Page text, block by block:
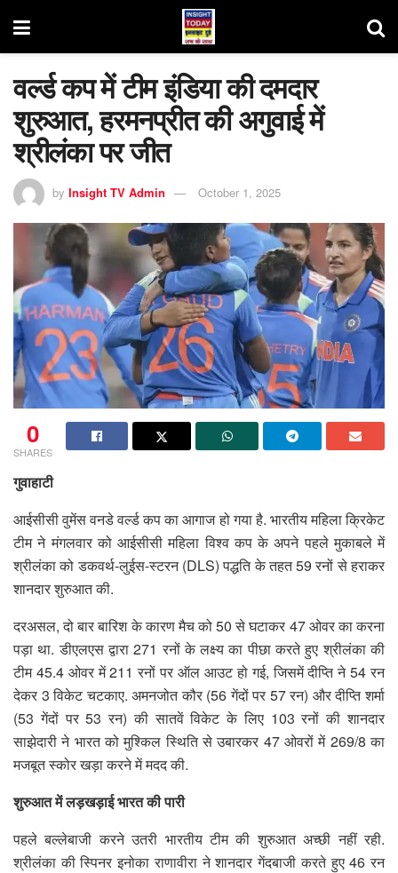
वर्ल्ड कप में टीम इंडिया की दमदार
शुरुआत, हरमनप्रीत की अगुवाई में
श्रीलंका पर जीत
by Insight TV Admin October 1, 2025
0
SHARES
गुवाहाटी
आईसीसी वुमेंस वनडे वर्ल्ड कप का आगाज हो गया है. भारतीय महिला क्रिकेट
टीम ने मंगलवार को आईसीसी महिला विश्व कप के अपने पहले मुकाबले में
श्रीलंका को डकवर्थ-लुईस-स्टरन (DLS) पद्धति के तहत 59 रनों से हराकर
शानदार शुरुआत की.
दरअसल, दो बार बारिश के कारण मैच को 50 से घटाकर 47 ओवर का करना
पड़ा था. डीएलएस द्वारा 271 रनों के लक्ष्य का पीछा करते हुए श्रीलंका की
टीम 45.4 ओवर में 211 रनों पर ऑल आउट हो गई, जिसमें दीप्ति ने 54 रन
देकर 3 विकेट चटकाए. अमनजोत कौर (56 गेंदों पर 57 रन) और दीप्ति शर्मा
(53 गेंदों पर 53 रन) की सातवें विकेट के लिए 103 रनों की शानदार
साझेदारी ने भारत को मुश्किल स्थिति से उबारकर 47 ओवरों में 269/8 का
मजबूत स्कोर खड़ा करने में मदद की.
शुरुआत में लड़खड़ाई भारत की पारी
पहले बल्लेबाजी करने उतरी भारतीय टीम की शुरुआत अच्छी नहीं रही.
श्रीलंका की स्पिनर इनोका राणावीरा ने शानदार गेंदबाजी करते हुए 46 रन